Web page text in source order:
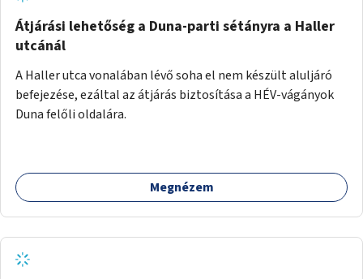
Átjárási lehetőség a Duna-parti sétányra a Haller
utcánál
A Haller utca vonalában lévő soha el nem készült aluljáró
befejezése, ezáltal az átjárás biztosítása a HÉV-vágányok
Duna felőli oldalára.
Megnézem